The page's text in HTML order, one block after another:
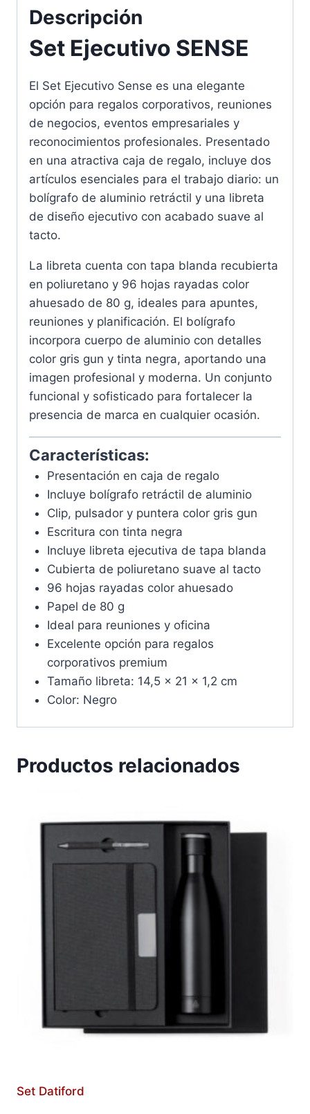
Descripción
Set Ejecutivo SENSE
El Set Ejecutivo Sense es una elegante
opción para regalos corporativos, reuniones
de negocios, eventos empresariales y
reconocimientos profesionales. Presentado
en una atractiva caja de regalo, incluye dos
artículos esenciales para el trabajo diario: un
bolígrafo de aluminio retráctil y una libreta
de diseño ejecutivo con acabado suave al
tacto.
La libreta cuenta con tapa blanda recubierta
en poliuretano y 96 hojas rayadas color
ahuesado de 80 g, ideales para apuntes,
reuniones y planificación. El bolígrafo
incorpora cuerpo de aluminio con detalles
color gris gun y tinta negra, aportando una
imagen profesional y moderna. Un conjunto
funcional y sofisticado para fortalecer la
presencia de marca en cualquier ocasión.
Características:
Presentación en caja de regalo
Incluye bolígrafo retráctil de aluminio
Clip, pulsador y puntera color gris gun
Escritura con tinta negra
Incluye libreta ejecutiva de tapa blanda
Cubierta de poliuretano suave al tacto
96 hojas rayadas color ahuesado
Papel de 80 g
Ideal para reuniones y oficina
Excelente opción para regalos
corporativos premium
Tamaño libreta: 14,5 x 21 x 1,2 cm
Color: Negro
Productos relacionados
Set Datiford